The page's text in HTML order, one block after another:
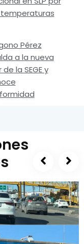
Pérez
a la nueva
la SEGE y